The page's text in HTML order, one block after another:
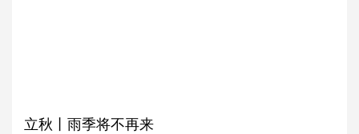
立秋丨雨季将不再来